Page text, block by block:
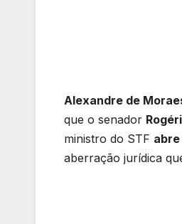
Alexandre de
que o senador
ministro do STF
aberração jurídica